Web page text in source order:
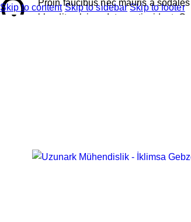
Skip to content Skip to sidebar Skip to footer
Q
Proin faucibus nec mauris a
blandit pulvinar. Integer tincidunt.
Sed ut perspiciatis, unde omnis iste natus
beatae vitae dicta sunt.